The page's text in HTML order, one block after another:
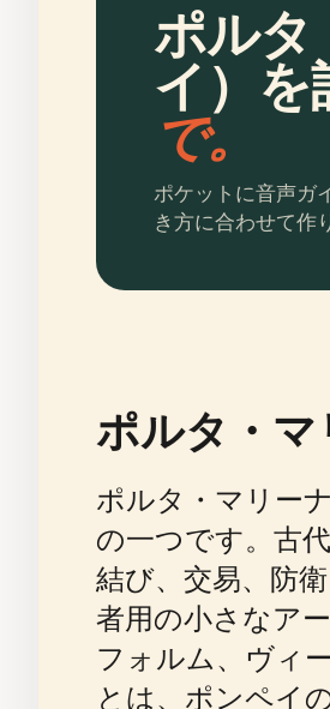
ポルタ
イ）を
で。
ポケットに音声ガ
き方に合わせて作
ポルタ・
ポルタ・マリー
の一つです。古
結び、交易、防
者用の小さなア
フォルム、ヴィ
とは、ポンペイ